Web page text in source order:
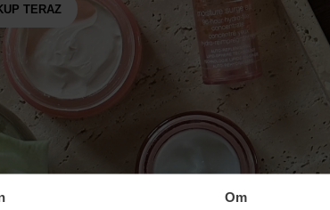
Om
TERAZ